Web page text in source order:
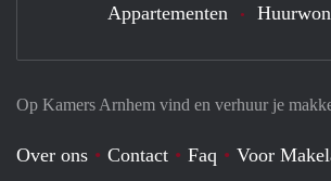
Op Kamers Arnhem vind en verhuur je
Over ons Contact Faq Voor
Appartementen